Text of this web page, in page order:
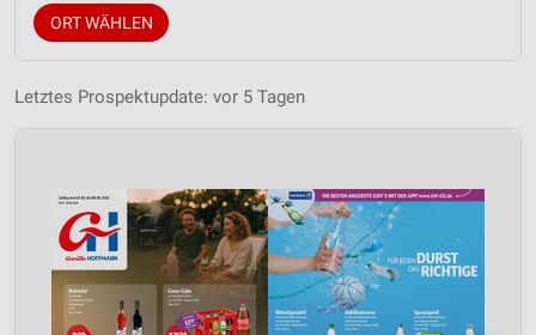
ORT WÄHLEN
Letztes Prospektupdate: vor 5 Tagen